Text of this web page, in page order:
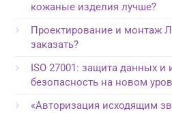
кожаные изделия лучше?
Проектирование и монтаж
заказать?
ISO 27001: защита данных
безопасность на новом
«Авторизация исходящим